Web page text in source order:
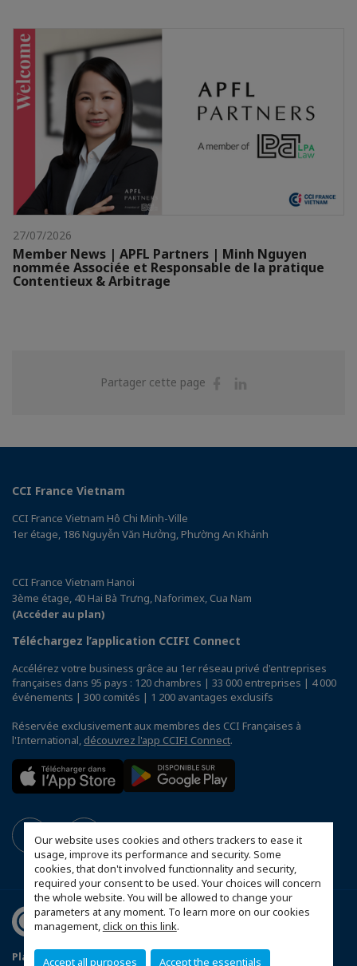
Our website uses cookies and others trackers to ease it
usage, improve its performance and security. Some
cookies, that don't involved functionnality and security,
required your consent to be used. Your choices will concern
the whole website. You will be allowed to change your
parameters at any moment. To learn more on our cookies
management,click on this link.
Accept all purposes Accept the essentials
27/07/2026
Member News | APFL Partners | Minh Nguyen
nommée Associée et Responsable de la pratique
Contentieux & Arbitrage
Partager cette page
Partager
CCI France Vietnam
CCI France Vietnam Hô Chi Minh-Ville
1er étage, 186 Nguyễn Văn Hưởng, Phường An Khánh
CCI France Vietnam Hanoi
3ème étage, 40 Hai Bà Trưng, Naforimex, Cua Nam
(Accéder au plan)
Téléchargez l’application CCIFI Connect
Accélérez votre business grâce au 1er réseau privé d'entreprises
françaises dans 95 pays : 120 chambres | 33 000 entreprises | 4 000
événements | 300 comités | 1 200 avantages exclusifs
Réservée exclusivement aux membres des CCI Françaises à
l'International, découvrez l'app CCIFI Connect.
Plan du site Mentions légales